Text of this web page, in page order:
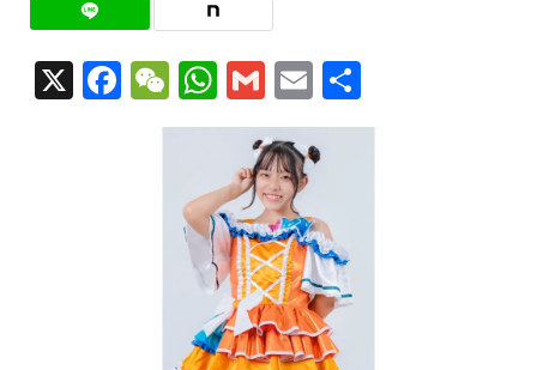
X Facebook
WeChat
WhatsApp
GmailEmail
有